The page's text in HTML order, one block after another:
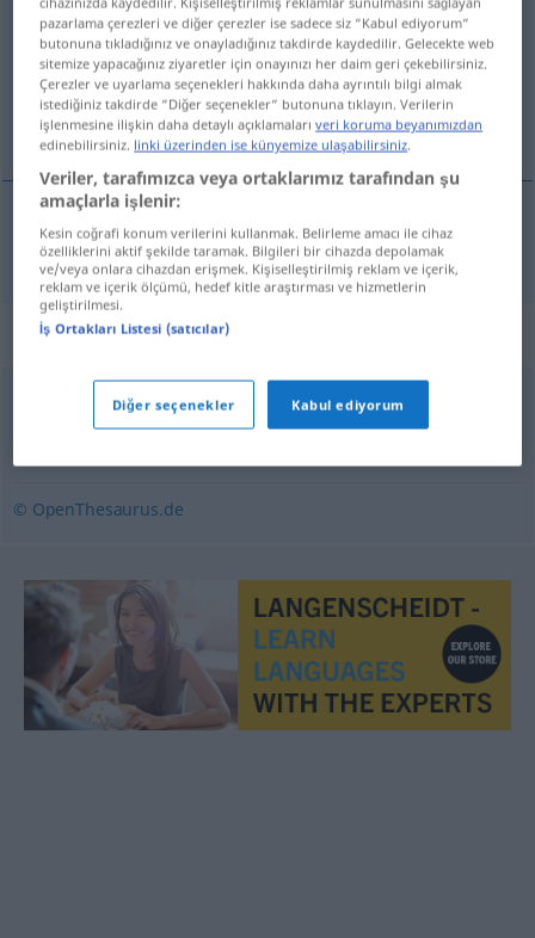
Tüm çevirilere genel bakış
(Daha fazla ayrıntı için çeviriye tıklayın/dokunun)
decrépito
decrépito altersschwach
Eşanlamlılar "altersschwach"
greisenhaft,sklerotisch, gebrechlich,senil,greis
© OpenThesaurus.de
pazarlama çerezleri ve diğer çerezler ise sadece siz “Kabul ediyorum“
butonuna tıkladığınız ve onayladığınız takdirde kaydedilir. Gelecekte web
sitemize yapacağınız ziyaretler için onayınızı her daim geri çekebilirsiniz.
Çerezler ve uyarlama seçenekleri hakkında daha ayrıntılı bilgi almak
istediğiniz takdirde “Diğer seçenekler“ butonuna tıklayın. Verilerin
işlenmesine ilişkin daha detaylı açıklamalarıveri koruma beyanımızdan
edinebilirsiniz. linki üzerinden ise künyemize ulaşabilirsiniz.
Veriler, tarafımızca veya ortaklarımız tarafından şu
amaçlarla işlenir:
Kesin coğrafi konum verilerini kullanmak. Belirleme amacı ile cihaz
özelliklerini aktif şekilde taramak. Bilgileri bir cihazda depolamak
ve/veya onlara cihazdan erişmek. Kişiselleştirilmiş reklam ve içerik,
reklam ve içerik ölçümü, hedef kitle araştırması ve hizmetlerin
geliştirilmesi.
İş Ortakları Listesi (satıcılar)
Diğer seçenekler Kabul ediyorum